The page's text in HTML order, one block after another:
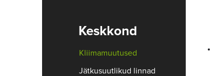
Keskkond
Kliimamuutused
Jätkusuutlikud linnad